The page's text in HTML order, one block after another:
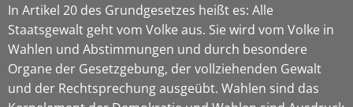
In Artikel 20 des Grundgesetzes heißt es: Alle
Staatsgewalt geht vom Volke aus. Sie wird vom Volke in
Wahlen und Abstimmungen und durch besondere
Organe der Gesetzgebung, der vollziehenden Gewalt
und der Rechtsprechung ausgeübt. Wahlen sind das